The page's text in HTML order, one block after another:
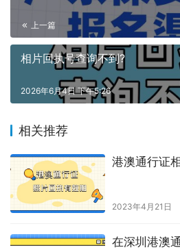
上一篇
相片回执号查询不到?
2026年6月4日 下午5:26
相关推荐
港澳通行证
2023年4月21日
在深圳港澳